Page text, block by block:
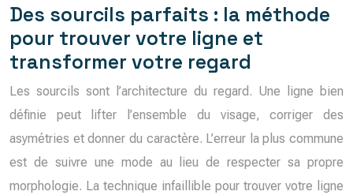
Des sourcils parfaits : la méthode
pour trouver votre ligne et
transformer votre regard
Les sourcils sont l’architecture du regard. Une ligne bien
définie peut lifter l’ensemble du visage, corriger des
asymétries et donner du caractère. L’erreur la plus commune
est de suivre une mode au lieu de respecter sa propre
morphologie. La technique infaillible pour trouver votre ligne